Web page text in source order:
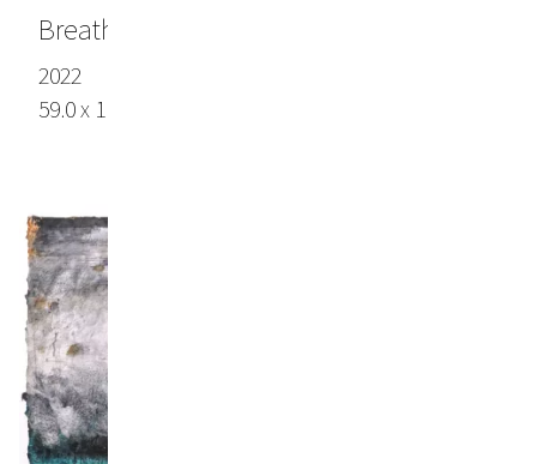
Breathe (Atemholen)
2022
59.0 x 110.6 in, (150 x 281 cm), Lokta paper